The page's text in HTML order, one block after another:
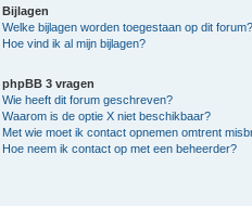
Bijlagen
Welke bijlagen worden toegestaan op dit forum?
Hoe vind ik al mijn bijlagen?
phpBB 3 vragen
Wie heeft dit forum geschreven?
Waarom is de optie X niet beschikbaar?
Met wie moet ik contact opnemen omtrent
Hoe neem ik contact op met een beheerder?